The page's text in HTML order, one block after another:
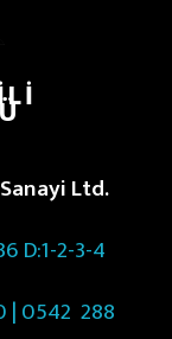
Ltd.
D:1-2-3-4
| 0542 288